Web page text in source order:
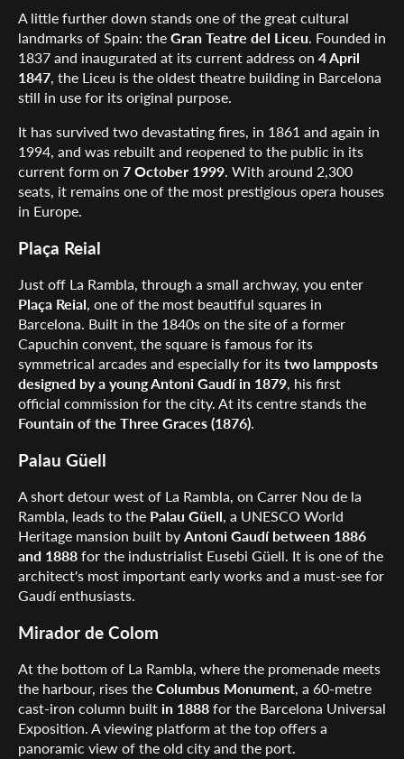
A little further down stands one of the great cultural
landmarks of Spain: theGran Teatre del Liceu. Founded in
1837 and inaugurated at its current address on 4 April
1847, the Liceu is the oldest theatre building in Barcelona
still in use for its original purpose.
It has survived two devastating fires, in 1861 and again in
1994, and was rebuilt and reopened to the public in its
current form on 7 October 1999. With around 2,300
seats, it remains one of the most prestigious opera houses
in Europe.
Plaça Reial
Just off La Rambla, through a small archway, you enter
Plaça Reial, one of the most beautiful squares in
Barcelona. Built in the 1840s on the site of a former
Capuchin convent, the square is famous for its
symmetrical arcades and especially for itstwo lampposts
designed by a young Antoni Gaudí in 1879, his first
official commission for the city. At its centre stands the
Fountain of the Three Graces (1876).
Palau Güell
A short detour west of La Rambla, on Carrer Nou de la
Rambla, leads to the Palau Güell, a UNESCO World
Heritage mansion built byAntoni Gaudí between 1886
and 1888for the industrialist Eusebi Güell. It is one of the
architect's most important early works and a must-see for
Gaudí enthusiasts.
Mirador de Colom
At the bottom of La Rambla, where the promenade meets
the harbour, rises theColumbus Monument, a 60-metre
cast-iron column built in 1888for the Barcelona Universal
Exposition. A viewing platform at the top offers a
panoramic view of the old city and the port.